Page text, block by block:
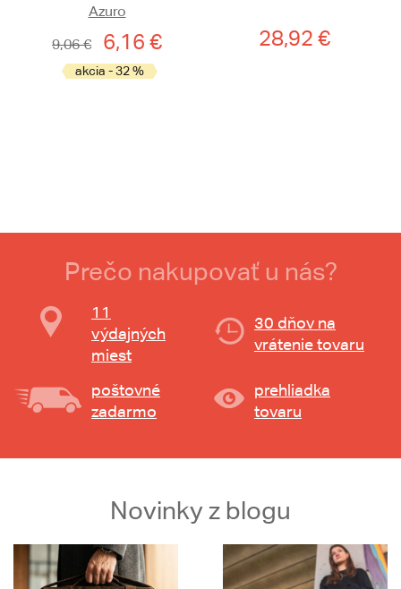
Azuro
9,06 €
6,16 €
akcia - 32 %
28,92 €
Prečo nakupovať u nás?
11
výdajných
miest
30 dňov na
vrátenie tovaru
poštovné
zadarmo
prehliadka
tovaru
Novinky z blogu